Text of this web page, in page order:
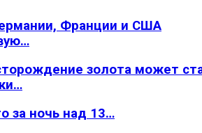
Франции и США
золота может
за ночь над 13…